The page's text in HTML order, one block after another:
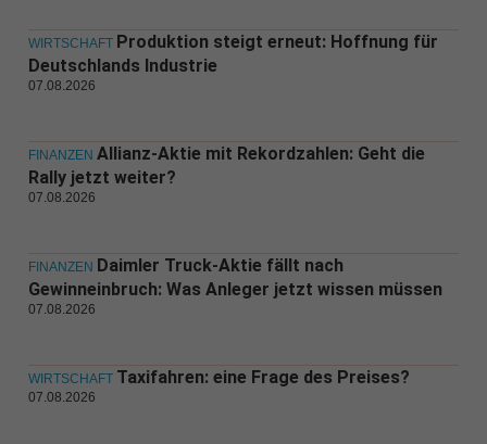
WIRTSCHAFT Produktion steigt erneut: Hoffnung für
Deutschlands Industrie
07.08.2026
FINANZEN Allianz-Aktie mit Rekordzahlen: Geht die
Rally jetzt weiter?
07.08.2026
FINANZEN Daimler Truck-Aktie fällt nach
Gewinneinbruch: Was Anleger jetzt wissen müssen
07.08.2026
WIRTSCHAFT Taxifahren: eine Frage des Preises?
07.08.2026